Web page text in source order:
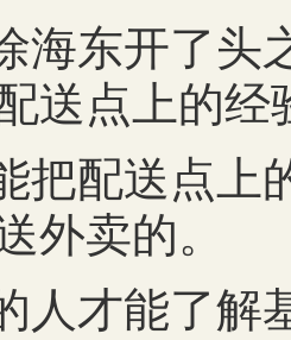
海东开了头
送点上的经
把配送点上
外卖的。
人才能了解